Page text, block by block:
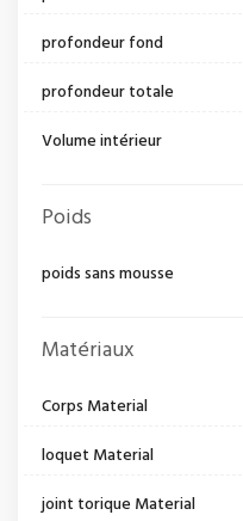
profondeur fond
profondeur totale
Volume intérieur
Poids
poids sans mousse
Matériaux
Corps Material
loquet Material
joint torique Material